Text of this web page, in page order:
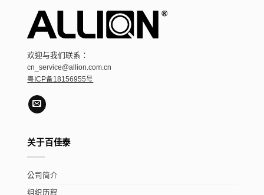
欢迎与我们联系：
cn_service@allion.com.cn
粤ICP备18156955号
关于百佳泰
公司简介
组织历程